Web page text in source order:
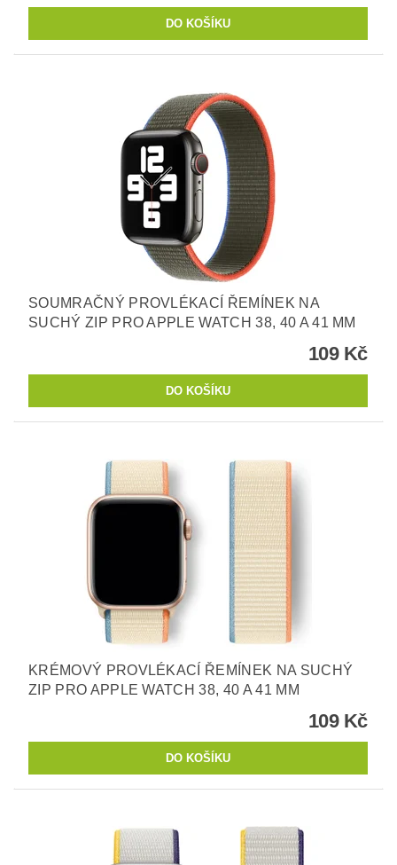
SOUMRAČNÝ PROVLÉKACÍ ŘEMÍNEK NA
SUCHÝ ZIP PRO APPLE WATCH 38, 40 A 41 MM
109 Kč
KRÉMOVÝ PROVLÉKACÍ ŘEMÍNEK NA SUCHÝ
ZIP PRO APPLE WATCH 38, 40 A 41 MM
109 Kč